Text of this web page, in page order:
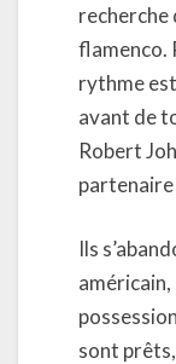
recherche
flamenco.
rythme
avant de
Robert
partenaire
Ils
sont